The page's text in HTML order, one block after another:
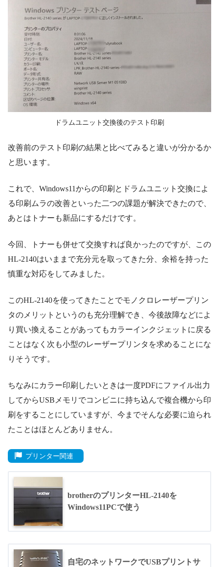
ドラムユニット交換後のテスト印刷
改善前のテスト印刷の結果と比べてみると違いが分かるか
と思います。
これで、Windows11からの印刷とドラムユニット交換によ
る印刷ムラの改善といった二つの課題が解決できたので、
あとはトナーも新品にするだけです。
今回、トナーも併せて交換すれば良かったのですが、この
HL-2140はいままで充分元を取ってきた分、余裕を持った
慎重な対応をしてみました。
このHL-2140を使ってきたことでモノクロレーザープリン
タのメリットというのも充分理解でき、今後故障などによ
り買い換えることがあってもカラーインクジェットに戻る
ことはなく次も小型のレーザープリンタを求めることにな
りそうです。
ちなみにカラー印刷したいときは一度PDFにファイル出力
してからUSBメモリでコンビニに持ち込んで複合機から印
刷をすることにしていますが、今までそんな必要に迫られ
たことはほとんどありません。
プリンター関連
brotherのプリンターHL-2140を
Windows11PCで使う
自宅のネットワークでUSBプリントサ